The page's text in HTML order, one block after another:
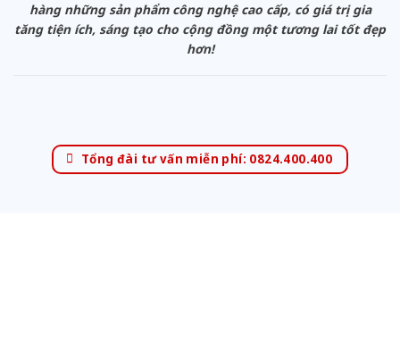
hàng những sản phẩm công nghệ cao cấp, có giá trị gia
tăng tiện ích, sáng tạo cho cộng đồng một tương lai tốt đẹp
hơn!
Tổng đài tư vấn miễn phí: 0824.400.400